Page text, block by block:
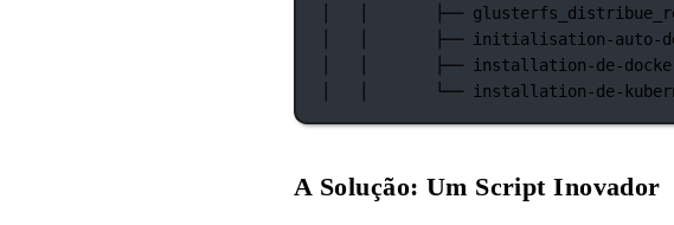
├──
├──
initialisation-auto-
├──
installation-de-
└── installation-de-
A Solução: Um Script Inovador